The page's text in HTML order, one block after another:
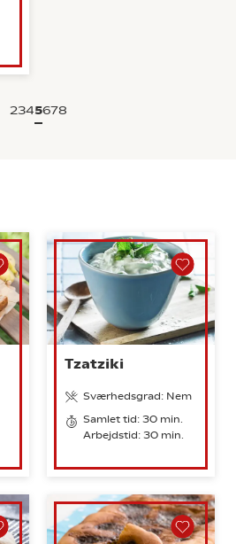
2345678
Tzatziki
Sværhedsgrad: Nem
Samlet tid: 30 min.
Arbejdstid: 30 min.